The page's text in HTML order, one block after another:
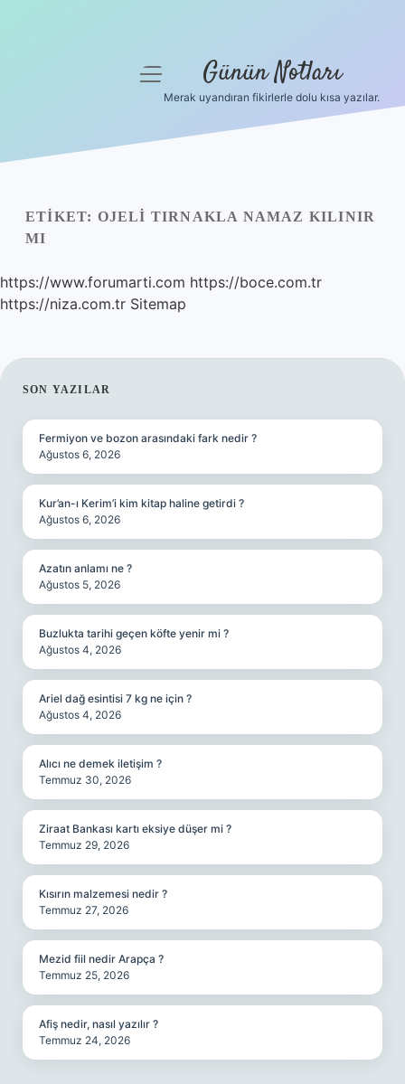
Yasal Uyarı
menüyü
Günün Notları
Merak uyandıran fikirlerle dolu kısa yazılar.
ETIKET: OJELI TIRNAKLA NAMAZ KILINIR
MI
https://www.forumarti.com https://boce.com.tr
https://niza.com.tr Sitemap
SIDEBAR
SON YAZILAR
Fermiyon ve bozon arasındaki fark nedir ?
Ağustos 6, 2026
Kur’an-ı Kerim’i kim kitap haline getirdi ?
Ağustos 6, 2026
Azatın anlamı ne ?
Ağustos 5, 2026
Buzlukta tarihi geçen köfte yenir mi ?
Ağustos 4, 2026
Ariel dağ esintisi 7 kg ne için ?
Ağustos 4, 2026
Alıcı ne demek iletişim ?
Temmuz 30, 2026
Ziraat Bankası kartı eksiye düşer mi ?
Temmuz 29, 2026
Kısırın malzemesi nedir ?
Temmuz 27, 2026
Mezid fiil nedir Arapça ?
Temmuz 25, 2026
Afiş nedir, nasıl yazılır ?
Temmuz 24, 2026